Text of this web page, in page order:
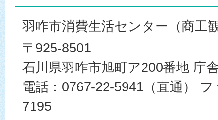
羽咋市消費生活センター（商工
〒925-8501
石川県羽咋市旭町ア200番地 庁
電話：0767-22-5941（直通）
7195